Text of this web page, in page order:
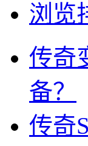
浏览
传奇
备？
传奇